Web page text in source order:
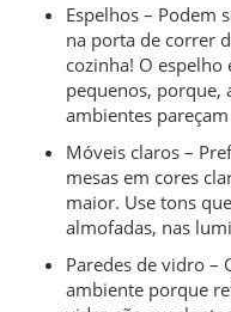
Espelhos – Podem
na porta de correr
cozinha! O
pequenos, porque,
ambientes
Móveis claros –
mesas em cores
maior. Use tons
almofadas, nas
Paredes de vidro
ambiente porque